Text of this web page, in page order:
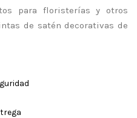
para floristerías y otros
de satén decorativas de